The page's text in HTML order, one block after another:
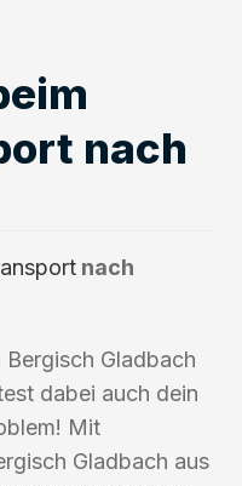
nach
nach
Gladbach
dabei auch dein
Mit
Gladbach aus